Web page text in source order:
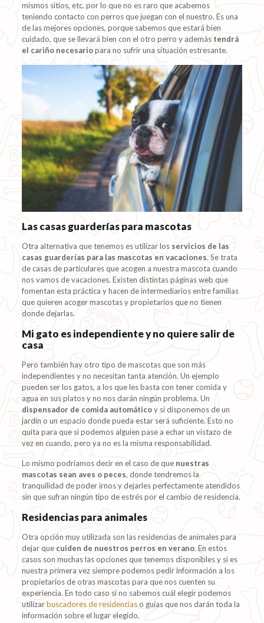
mismos sitios, etc. por lo que no es raro que acabemos
teniendo contacto con perros que juegan con el nuestro. Es una
de las mejores opciones, porque sabemos que estará bien
cuidado, que se llevará bien con el otro perro y además tendrá
el cariño necesariopara no sufrir una situación estresante.
Las casas guarderías para mascotas
Otra alternativa que tenemos es utilizar los servicios de las
casas guarderías para las mascotas en vacaciones. Se trata
de casas de particulares que acogen a nuestra mascota cuando
nos vamos de vacaciones. Existen distintas páginas web que
fomentan esta práctica y hacen de intermediarios entre familias
que quieren acoger mascotas y propietarios que no tienen
donde dejarlas.
Mi gato es independiente y no quiere salir de
casa
Pero también hay otro tipo de mascotas que son más
independientes y no necesitan tanta atención. Un ejemplo
pueden ser los gatos, a los que les basta con tener comida y
agua en sus platos y no nos darán ningún problema. Un
dispensador de comida automáticoy si disponemos de un
jardín o un espacio donde pueda estar será suficiente. Esto no
quita para que si podemos alguien pase a echar un vistazo de
vez en cuando, pero ya no es la misma responsabilidad.
Lo mismo podríamos decir en el caso de que nuestras
mascotas sean aves o peces, donde tendremos la
tranquilidad de poder irnos y dejarles perfectamente atendidos
sin que sufran ningún tipo de estrés por el cambio de residencia.
Residencias para animales
Otra opción muy utilizada son las residencias de animales para
dejar que cuiden de nuestros perros en verano. En estos
casos son muchas las opciones que tenemos disponibles y si es
nuestra primera vez siempre podemos pedir información a los
propietarios de otras mascotas para que nos cuenten su
experiencia. En todo caso si no sabemos cuál elegir podemos
utilizarbuscadores de residenciaso guías que nos darán toda la
información sobre el lugar elegido.